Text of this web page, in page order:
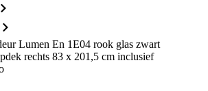
Lumen En 1E04 rook glas zwart
rechts 83 x 201,5 cm inclusief